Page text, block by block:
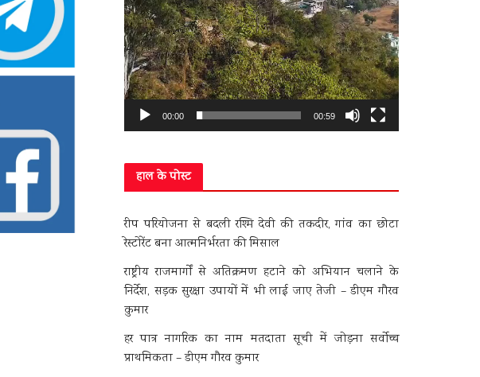
00:00 00:59
हाल के पोस्ट
रीप परियोजना से बदली रश्मि देवी की तकदीर, गांव का छोटा
रेस्टोरेंट बना आत्मनिर्भरता की मिसाल
राष्ट्रीय राजमार्गों से अतिक्रमण हटाने को अभियान चलाने के
निर्देश, सड़क सुरक्षा उपायों में भी लाई जाए तेजी – डीएम गौरव
कुमार
हर पात्र नागरिक का नाम मतदाता सूची में जोड़ना सर्वोच्च
प्राथमिकता – डीएम गौरव कुमार